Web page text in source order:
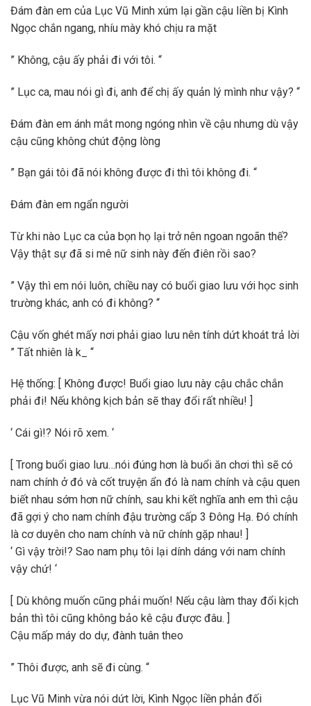
Đám đàn em của Lục Vũ Minh xúm lại gần cậu liền bị Kình
Ngọc chắn ngang, nhíu mày khó chịu ra mặt
” Không, cậu ấy phải đi với tôi. “
” Lục ca, mau nói gì đi, anh để chị ấy quản lý mình như vậy? “
Đám đàn em ánh mắt mong ngóng nhìn về cậu nhưng dù vậy
cậu cũng không chút động lòng
” Bạn gái tôi đã nói không được đi thì tôi không đi. “
Đám đàn em ngẩn người
Từ khi nào Lục ca của bọn họ lại trở nên ngoan ngoãn thế?
Vậy thật sự đã si mê nữ sinh này đến điên rồi sao?
” Vậy thì em nói luôn, chiều nay có buổi giao lưu với học sinh
trường khác, anh có đi không? “
Cậu vốn ghét mấy nơi phải giao lưu nên tính dứt khoát trả lời
” Tất nhiên là k_ “
Hệ thống: [ Không được! Buổi giao lưu này cậu chắc chắn
phải đi! Nếu không kịch bản sẽ thay đổi rất nhiều! ]
‘ Cái gì!? Nói rõ xem. ‘
[ Trong buổi giao lưu…nói đúng hơn là buổi ăn chơi thì sẽ có
nam chính ở đó và cốt truyện ẩn đó là nam chính và cậu quen
biết nhau sớm hơn nữ chính, sau khi kết nghĩa anh em thì cậu
đã gợi ý cho nam chính đậu trường cấp 3 Đông Hạ. Đó chính
là cơ duyên cho nam chính và nữ chính gặp nhau! ]
‘ Gì vậy trời!? Sao nam phụ tôi lại dính dáng với nam chính
vậy chứ! ‘
[ Dù không muốn cũng phải muốn! Nếu cậu làm thay đổi kịch
bản thì tôi cũng không bảo kê cậu được đâu. ]
Cậu mấp máy do dự, đành tuân theo
” Thôi được, anh sẽ đi cùng. “
Lục Vũ Minh vừa nói dứt lời, Kình Ngọc liền phản đối